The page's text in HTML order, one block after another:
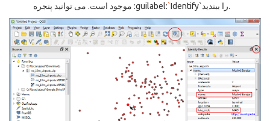
موجود است. می توانید پنجره :guilabel:` Identify`را ببندید.